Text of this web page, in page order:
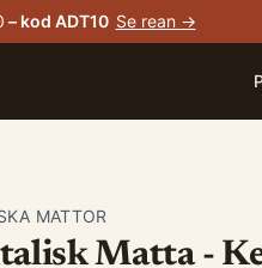
– kod ADT10 Se rean →
MATTOR
Matta -